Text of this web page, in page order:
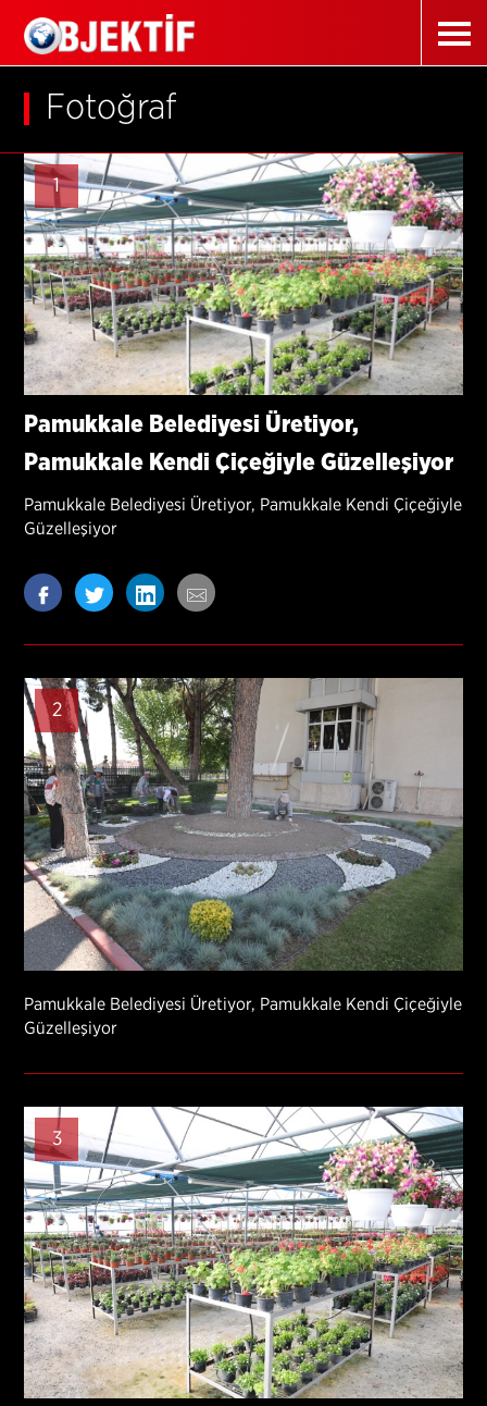
Fotoğraf
1
Pamukkale Belediyesi Üretiyor,
Pamukkale Kendi Çiçeğiyle Güzelleşiyor
Pamukkale Belediyesi Üretiyor, Pamukkale Kendi Çiçeğiyle
Güzelleşiyor
2
Pamukkale Belediyesi Üretiyor, Pamukkale Kendi Çiçeğiyle
Güzelleşiyor
3